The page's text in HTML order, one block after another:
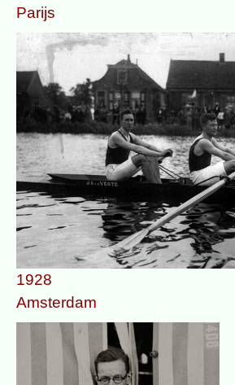
Parijs
1928
Amsterdam